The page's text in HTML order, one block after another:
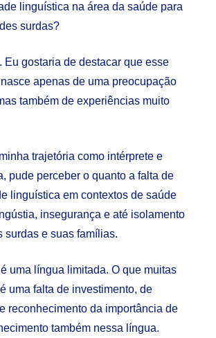
linguística na área da saúde para
surdas?
Eu gostaria de destacar que esse
apenas de uma preocupação
também de experiências muito
trajetória como intérprete e
pude perceber o quanto a falta de
linguística em contextos de saúde
insegurança e até isolamento
surdas e suas famílias.
uma língua limitada. O que muitas
uma falta de investimento, de
reconhecimento da importância de
também nessa língua.